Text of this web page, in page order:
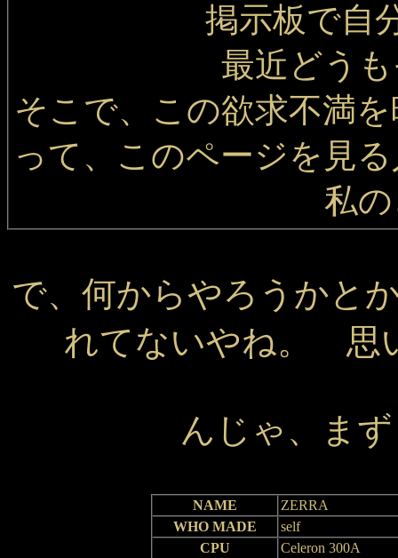
掲示板で自
最近どう
そこで、この欲求不満
って、このページを見
私の
で、何からやろうかと
れてないやね。 思
んじゃ、ま
NAME
ZERRA
WHO MADE
self
CPU
Celeron 300A